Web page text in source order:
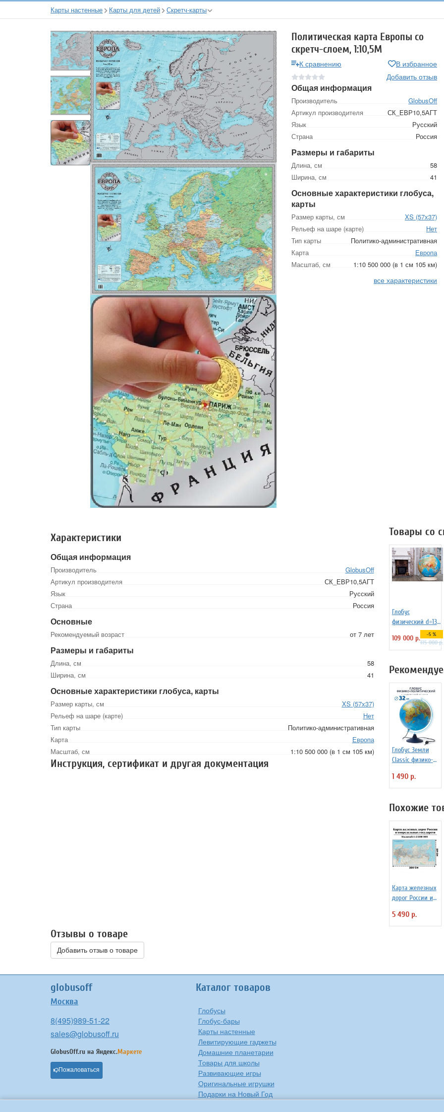
Карты настенные Карты для детей Скретч-карты
Политическая карта Европы со
скретч-слоем, 1:10,5М
К сравнению
В избранное
Добавить отзыв
Общая информация
Производитель
GlobusOff
Артикул производителя
СК_ЕВР10,5АГТ
Язык
Русский
Страна
Россия
Размеры и габариты
Длина, см
58
Ширина, см
41
Основные характеристики глобуса,
карты
Размер карты, см
XS (57х37)
Рельеф на шаре (карте)
Нет
Тип карты
Политико-административная
Карта
Европа
Масштаб, см
1:10 500 000 (в 1 см 105 км)
все характеристики
Характеристики
Общая информация
Производитель
GlobusOff
Артикул производителя
СК_ЕВР10,5АГТ
Язык
Русский
Страна
Россия
Основные
Рекомендуемый возраст от 7 лет
Размеры и габариты
Длина, см
58
Ширина, см
41
Основные характеристики глобуса, карты
Размер карты, см
XS (57х37)
Рельеф на шаре (карте)
Нет
Тип карты
Политико-административная
Карта
Европа
Масштаб, см
1:10 500 000 (в 1 см 105 км)
Инструкция, сертификат и другая документация
Товары со
Глобус
физический d=130
см, арт. 1439 на
пластиковой
подставке
109 000 р. -5 %
115 000 р.
Глобус Земли
Classic физико-
подсветкой d=32
см
1 490 р.
Похожие
Карта железных
дорог России и
государств 200 х
119 см GlobusOff
5 490 р.
Отзывы о товаре
Добавить отзыв о товаре
globusoff
Москва
8(495)989-51-22
sales@globusoff.ru
GlobusOff.ru на Яндекс.Маркете
Пожаловаться
Каталог товаров
Глобусы
Глобус-бары
Карты настенные
Левитирующие гаджеты
Домашние планетарии
Товары для школы
Развивающие игры
Оригинальные игрушки
Подарки на Новый Год